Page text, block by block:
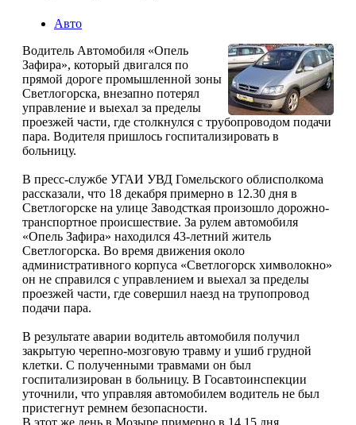
Авто
Водитель Автомобиля «Опель
Зафира», который двигался по
прямой дороге промышленной зоны
Светлогорска, внезапно потерял
управление и выехал за пределы
проезжей части, где столкнулся с трубопроводом подачи
пара. Водителя пришлось госпитализировать в
больницу.
В пресс-службе УГАИ УВД Гомельского облисполкома
рассказали, что 18 декабря примерно в 12.30 дня в
Светлогорске на улице Заводсткая произошло дорожно-
транспортное происшествие. За рулем автомобиля
«Опель Зафира» находился 43-летний житель
Светлогорска. Во время движения около
административного корпуса «Светлогорск химволокно»
он не справился с управлением и выехал за пределы
проезжей части, где совершил наезд на трупопровод
подачи пара.
В результате аварии водитель автомобиля получил
закрытую черепно-мозговую травму и ушиб грудной
клетки. С полученными травмами он был
госпитализирован в больницу. В Госавтоинспекции
уточнили, что управляя автомобилем водитель не был
пристегнут ремнем безопасности.
В этот же день в Мозыре примерно в 14.15 дня